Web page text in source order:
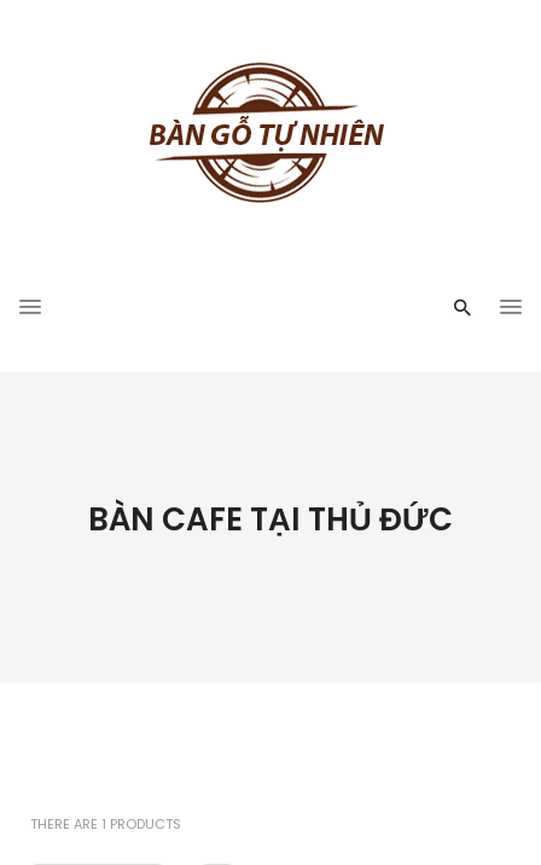
BÀN CAFE TẠI THỦ ĐỨC
THERE ARE 1 PRODUCTS